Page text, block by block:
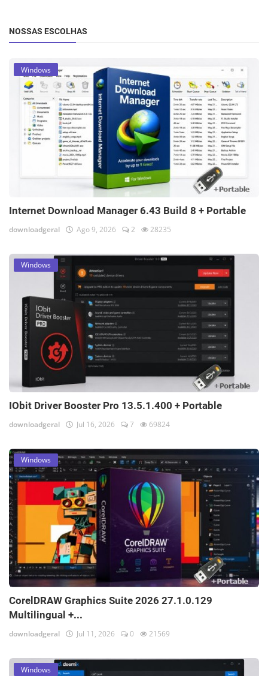
NOSSAS ESCOLHAS
Windows
Internet Download Manager 6.43 Build 8 + Portable
downloadgeral Ago 9, 2026 2 28235
Windows
IObit Driver Booster Pro 13.5.1.400 + Portable
downloadgeral Jul 16, 2026 7 69824
Windows
CorelDRAW Graphics Suite 2026 27.1.0.129
Multilingual +...
downloadgeral Jul 11, 2026 0 21569
Windows